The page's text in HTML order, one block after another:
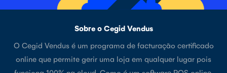
Sobre o Cegid Vendus
O Cegid Vendus é um programa de facturação certificado
online que permite gerir uma loja em qualquer lugar pois